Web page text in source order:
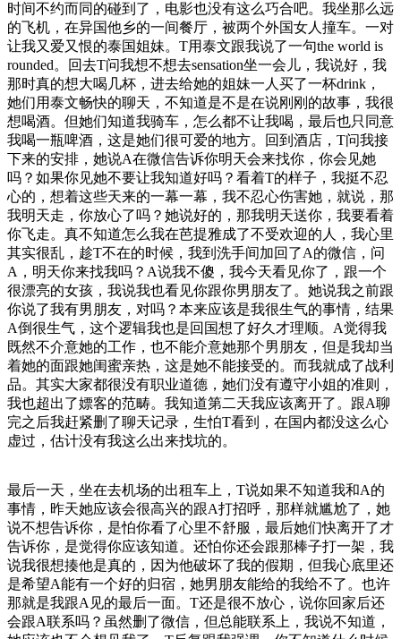
时间不约而同的碰到了，电影也没有这么巧合吧。我坐那么远
的飞机，在异国他乡的一间餐厅，被两个外国女人撞车。一对
让我又爱又恨的泰国姐妹。T用泰文跟我说了一句the world is
rounded。回去T问我想不想去sensation坐一会儿，我说好，我
那时真的想大喝几杯，进去给她的姐妹一人买了一杯drink，
她们用泰文畅快的聊天，不知道是不是在说刚刚的故事，我很
想喝酒。但她们知道我骑车，怎么都不让我喝，最后也只同意
我喝一瓶啤酒，这是她们很可爱的地方。回到酒店，T问我接
下来的安排，她说A在微信告诉你明天会来找你，你会见她
吗？如果你见她不要让我知道好吗？看着T的样子，我挺不忍
心的，想着这些天来的一幕一幕，我不忍心伤害她，就说，那
我明天走，你放心了吗？她说好的，那我明天送你，我要看着
你飞走。真不知道怎么我在芭提雅成了不受欢迎的人，我心里
其实很乱，趁T不在的时候，我到洗手间加回了A的微信，问
A，明天你来找我吗？A说我不傻，我今天看见你了，跟一个
很漂亮的女孩，我说我也看见你跟你男朋友了。她说我之前跟
你说了我有男朋友，对吗？本来应该是我很生气的事情，结果
A倒很生气，这个逻辑我也是回国想了好久才理顺。A觉得我
既然不介意她的工作，也不能介意她那个男朋友，但是我却当
着她的面跟她闺蜜亲热，这是她不能接受的。而我就成了战利
品。其实大家都很没有职业道德，她们没有遵守小姐的准则，
我也超出了嫖客的范畴。我知道第二天我应该离开了。跟A聊
完之后我赶紧删了聊天记录，生怕T看到，在国内都没这么心
虚过，估计没有我这么出来找坑的。
最后一天，坐在去机场的出租车上，T说如果不知道我和A的
事情，昨天她应该会很高兴的跟A打招呼，那样就尴尬了，她
说不想告诉你，是怕你看了心里不舒服，最后她们快离开了才
告诉你，是觉得你应该知道。还怕你还会跟那棒子打一架，我
说我很想揍他是真的，因为他破坏了我的假期，但我心底里还
是希望A能有一个好的归宿，她男朋友能给的我给不了。也许
那就是我跟A见的最后一面。T还是很不放心，说你回家后还
会跟A联系吗？虽然删了微信，但总能联系上，我说不知道，